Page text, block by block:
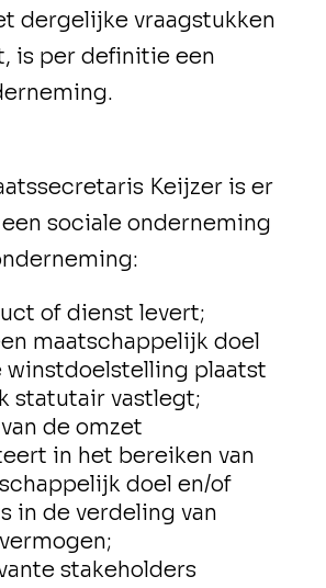
dergelijke vraagstukken
is per definitie een
Keijzer is er
sociale onderneming
of dienst levert;
maatschappelijk doel
winstdoelstelling plaatst
statutair vastlegt;
de omzet
in het bereiken van
doel en/of
in de verdeling van
stakeholders